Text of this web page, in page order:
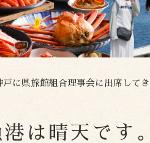
合理事会に出席してきました。全国的に
は晴天です